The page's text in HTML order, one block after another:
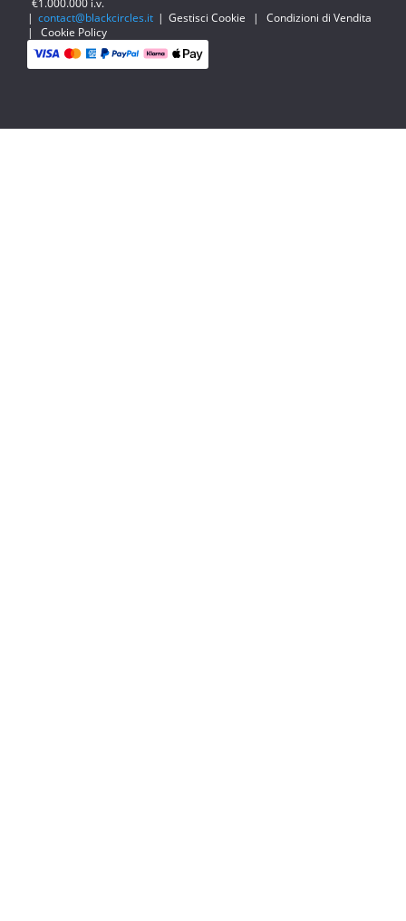
€1.000.000 i.v.
| contact@blackcircles.it | Gestisci Cookie |
Condizioni di Vendita
|
Cookie Policy